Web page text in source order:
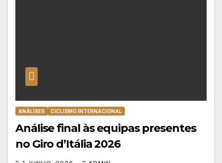
ANÁLISES CICLISMO INTERNACIONAL
Análise final às equipas presentes
no Giro d’Itália 2026